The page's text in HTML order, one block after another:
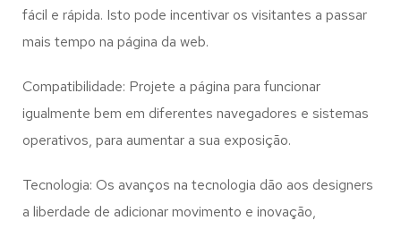
fácil e rápida. Isto pode incentivar os visitantes a passar
mais tempo na página da web.
Compatibilidade: Projete a página para funcionar
igualmente bem em diferentes navegadores e sistemas
operativos, para aumentar a sua exposição.
Tecnologia: Os avanços na tecnologia dão aos designers
a liberdade de adicionar movimento e inovação,